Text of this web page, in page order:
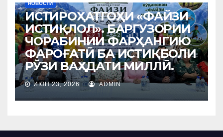
НОВОСТИ
ИСТИРОҲАТГОҲИ «ФАЙЗИ
ИСТИҚЛОЛ». БАРГУЗОРИИ
ЧОРАБИНИИ ФАРҲАНГИЮ
ФАРОҒАТӢ БА ИСТИҚБОЛИ
РЎЗИ ВАҲДАТИ МИЛЛӢ.
ИЮН 23, 2026 ADMIN